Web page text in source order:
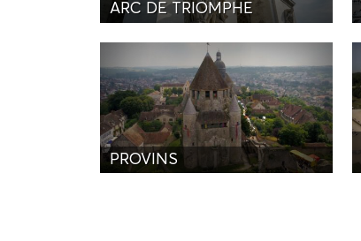
ARC DE TRIOMPHE
PROVINS